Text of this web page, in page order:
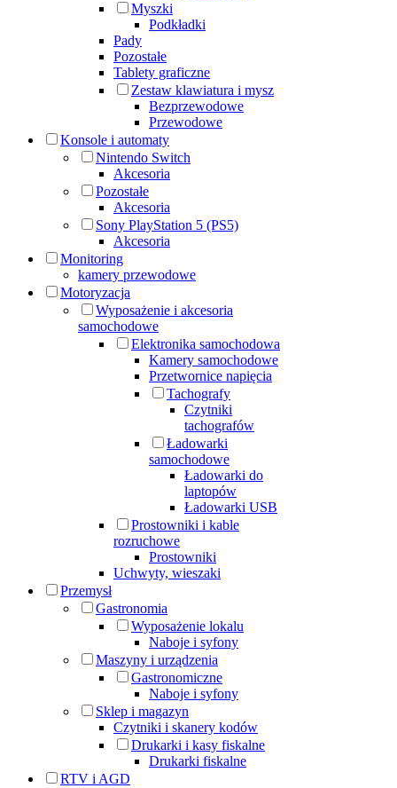
Myszki
Podkładki
Pady
Pozostałe
Tablety graficzne
Zestaw klawiatura i mysz
Bezprzewodowe
Przewodowe
Konsole i automaty
Nintendo Switch
Akcesoria
Pozostałe
Akcesoria
Sony PlayStation 5 (PS5)
Akcesoria
Monitoring
kamery przewodowe
Motoryzacja
Wyposażenie i akcesoria
samochodowe
Elektronika samochodowa
Kamery samochodowe
Przetwornice napięcia
Tachografy
Czytniki
tachografów
Ładowarki
samochodowe
Ładowarki do
laptopów
Ładowarki USB
Prostowniki i kable
rozruchowe
Prostowniki
Uchwyty, wieszaki
Przemysł
Gastronomia
Wyposażenie lokalu
Naboje i syfony
Maszyny i urządzenia
Gastronomiczne
Naboje i syfony
Sklep i magazyn
Czytniki i skanery kodów
Drukarki i kasy fiskalne
Drukarki fiskalne
RTV i AGD